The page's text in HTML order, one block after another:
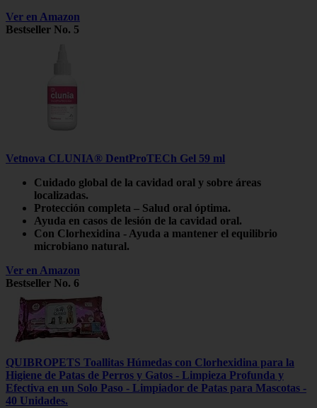
Ver en Amazon
Bestseller No. 5
Vetnova CLUNIA® DentProTECh Gel 59 ml
Cuidado global de la cavidad oral y sobre áreas
localizadas.
Protección completa – Salud oral óptima.
Ayuda en casos de lesión de la cavidad oral.
Con Clorhexidina - Ayuda a mantener el equilibrio
microbiano natural.
Ver en Amazon
Bestseller No. 6
QUIBROPETS Toallitas Húmedas con Clorhexidina para la
Higiene de Patas de Perros y Gatos - Limpieza Profunda y
Efectiva en un Solo Paso - Limpiador de Patas para Mascotas -
40 Unidades.